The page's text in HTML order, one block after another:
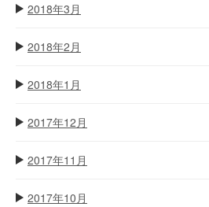
2018年3月
2018年2月
2018年1月
2017年12月
2017年11月
2017年10月